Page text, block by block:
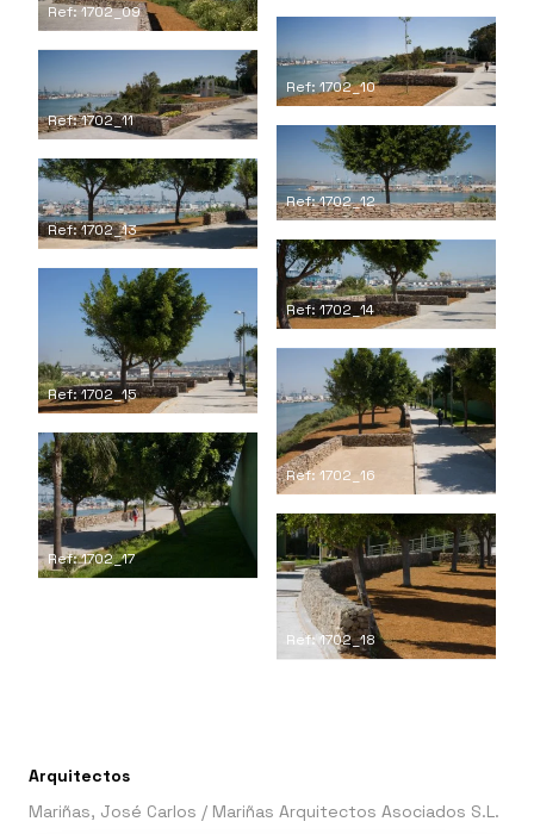
Ref: 1702_09
Ref: 1702_10
Ref: 1702_11
Ref: 1702_12
Ref: 1702_13
Ref: 1702_14
Ref: 1702_15
Ref: 1702_16
Ref: 1702_17
Ref: 1702_18
Arquitectos
Mariñas, José Carlos / Mariñas Arquitectos Asociados S.L.